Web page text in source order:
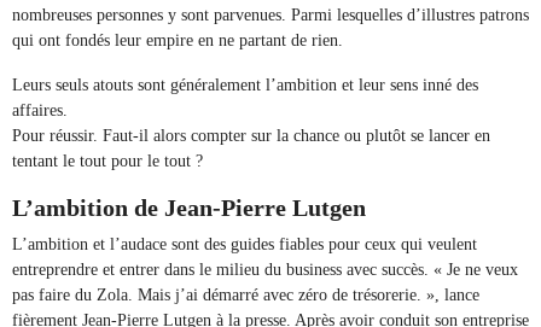
nombreuses personnes y sont parvenues. Parmi lesquelles d’illustres patrons
qui ont fondés leur empire en ne partant de rien.
Leurs seuls atouts sont généralement l’ambition et leur sens inné des
affaires.
Pour réussir. Faut-il alors compter sur la chance ou plutôt se lancer en
tentant le tout pour le tout ?
L’ambition de Jean-Pierre Lutgen
L’ambition et l’audace sont des guides fiables pour ceux qui veulent
entreprendre et entrer dans le milieu du business avec succès. « Je ne veux
pas faire du Zola. Mais j’ai démarré avec zéro de trésorerie. », lance
fièrement Jean-Pierre Lutgen à la presse. Après avoir conduit son entreprise